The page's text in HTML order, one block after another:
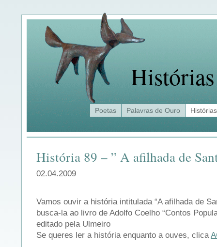
Histórias
Poetas Palavras de Ouro Histórias
História 89 – ” A afilhada de
02.04.2009
Vamos ouvir a história intitulada “A afilhada de
busca-la ao livro de Adolfo Coelho “Contos
editado pela Ulmeiro
Se queres ler a história enquanto a ouves, clica